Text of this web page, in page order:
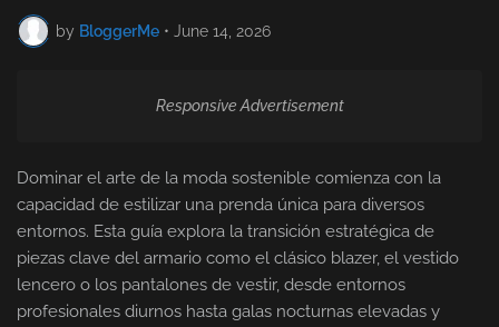
by BloggerMe • June 14, 2026
Responsive Advertisement
Dominar el arte de la moda sostenible comienza con la
capacidad de estilizar una prenda única para diversos
entornos. Esta guía explora la transición estratégica de
piezas clave del armario como el clásico blazer, el vestido
lencero o los pantalones de vestir, desde entornos
profesionales diurnos hasta galas nocturnas elevadas y